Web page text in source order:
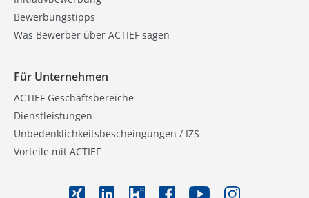
Bewerbungstipps
Was Bewerber über ACTIEF sagen
Für Unternehmen
ACTIEF Geschäftsbereiche
Dienstleistungen
Unbedenklichkeitsbescheingungen / IZS
Vorteile mit ACTIEF